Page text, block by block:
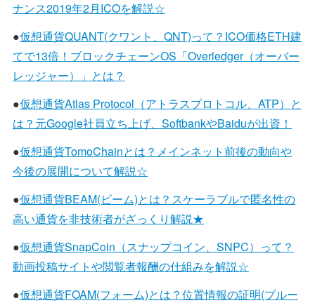
ナンス2019年2月ICOを解説☆
●仮想通貨QUANT(クワント、QNT)って？ICO価格ETH建
てで13倍！ブロックチェーンOS「Overledger（オーバー
レッジャー）」とは？
●仮想通貨Atlas Protocol（アトラスプロトコル、ATP）と
は？元Google社員立ち上げ、SoftbankやBaiduが出資！
●仮想通貨TomoChainとは？メインネット前後の動向や
今後の展開について解説☆
●仮想通貨BEAM(ビーム)とは？スケーラブルで匿名性の
高い通貨を非技術者がざっくり解説★
●仮想通貨SnapCoin（スナップコイン、SNPC）って？
動画投稿サイトや閲覧者報酬の仕組みを解説☆
●仮想通貨FOAM(フォーム)とは？位置情報の証明(プルー